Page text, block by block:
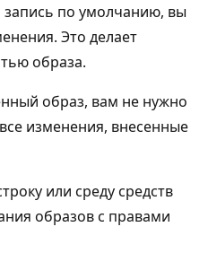
по умолчанию, вы
Это делает
образа.
образ, вам не нужно
изменения, внесенные
или среду средств
образов с правами